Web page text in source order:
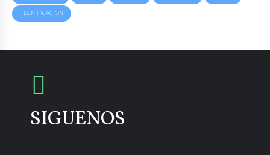
TECNIFICACIÓN
SIGUENOS